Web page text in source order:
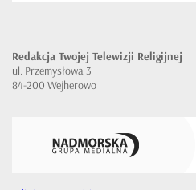
Redakcja Twojej Telewizji Religijnej
ul. Przemysłowa 3
84-200 Wejherowo